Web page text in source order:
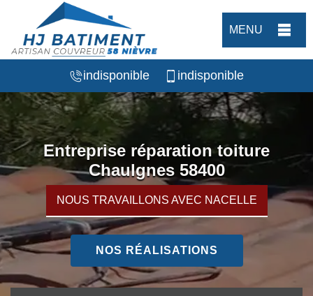
MENU
indisponible indisponible
Entreprise réparation toiture
Chaulgnes 58400
NOUS TRAVAILLONS AVEC NACELLE
NOS RÉALISATIONS